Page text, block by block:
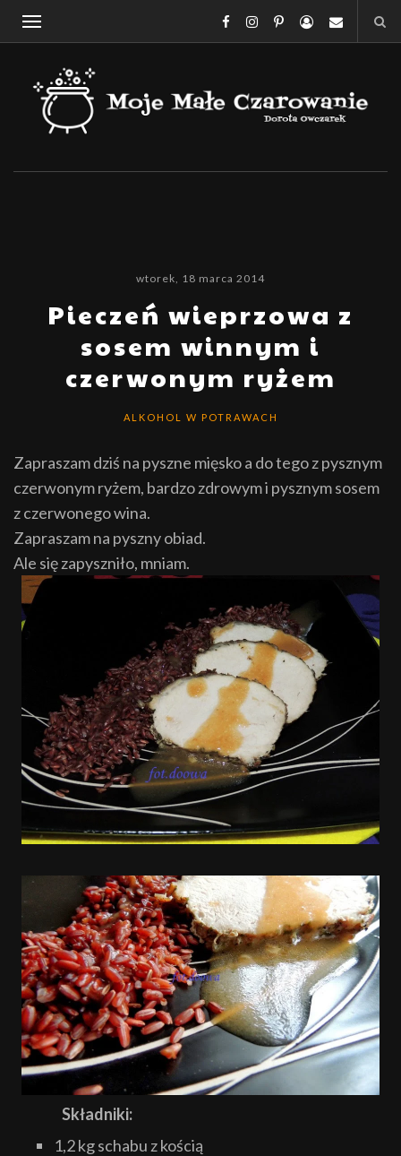
wtorek, 18 marca 2014
Pieczeń wieprzowa z
sosem winnym i
czerwonym ryżem
ALKOHOL W POTRAWACH
Zapraszam dziś na pyszne mięskoa do tego z pysznym
czerwonym ryżem, bardzo zdrowym i pysznym sosem
z czerwonego wina.
Zapraszam na pyszny obiad.
Ale się zapyszniło, mniam.
Składniki:
1,2 kg schabu z kością